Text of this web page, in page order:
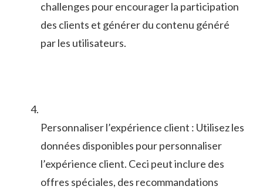
challenges pour encourager la participation
des clients et générer du ‍contenu généré
par les utilisateurs.
Personnaliser l’expérience client : Utilisez les
données ​disponibles ‌pour personnaliser
l’expérience client. Ceci ⁢peut ⁢inclure des
offres spéciales, des‌ recommandations